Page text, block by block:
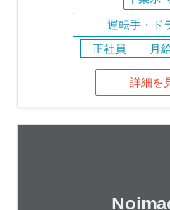
運転手・ド
正社員
月
詳細を